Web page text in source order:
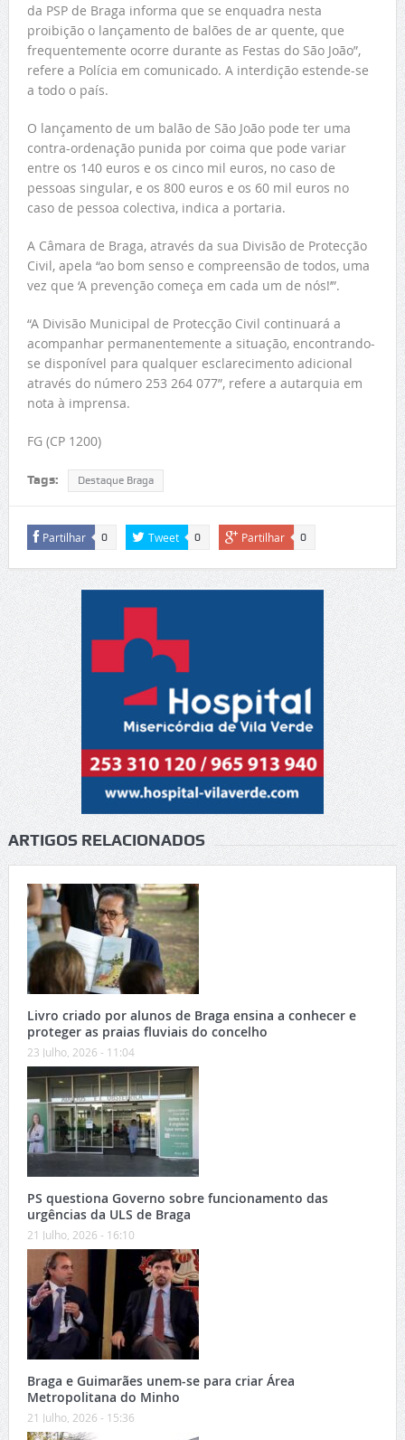
da PSP de Braga informa que se enquadra nesta
proibição o lançamento de balões de ar quente, que
frequentemente ocorre durante as Festas do São João”,
refere a Polícia em comunicado. A interdição estende-se
a todo o país.
O lançamento de um balão de São João pode ter uma
contra-ordenação punida por coima que pode variar
entre os 140 euros e os cinco mil euros, no caso de
pessoas singular, e os 800 euros e os 60 mil euros no
caso de pessoa colectiva, indica a portaria.
A Câmara de Braga, através da sua Divisão de Protecção
Civil, apela “ao bom senso e compreensão de todos, uma
vez que ‘A prevenção começa em cada um de nós!’”.
“A Divisão Municipal de Protecção Civil continuará a
acompanhar permanentemente a situação, encontrando-
se disponível para qualquer esclarecimento adicional
através do número 253 264 077”, refere a autarquia em
nota à imprensa.
FG (CP 1200)
Tags: Destaque Braga
Partilhar 0 Tweet 0 Partilhar 0
ARTIGOS RELACIONADOS
Livro criado por alunos de Braga ensina a conhecer e
proteger as praias fluviais do concelho
23 Julho, 2026 - 11:04
PS questiona Governo sobre funcionamento das
urgências da ULS de Braga
21 Julho, 2026 - 16:10
Braga e Guimarães unem-se para criar Área
Metropolitana do Minho
21 Julho, 2026 - 15:36